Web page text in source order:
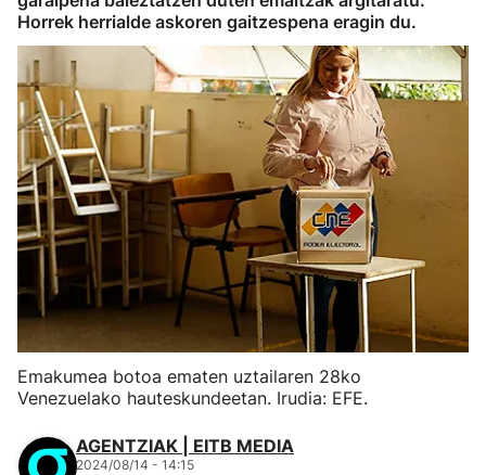
Horrek herrialde askoren gaitzespena eragin du.
Emakumea botoa ematen uztailaren 28ko
Venezuelako hauteskundeetan. Irudia: EFE.
AGENTZIAK | EITB MEDIA
2024/08/14 - 14:15